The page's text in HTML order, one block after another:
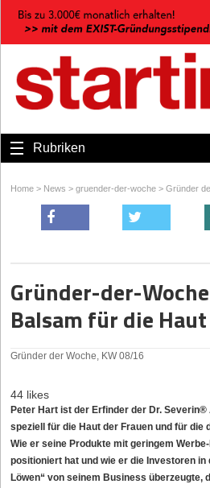
Rubriken
Home > News > gruender-der-woche > Gründer
Gründer-der-
Balsam für die Haut
Gründer der Woche, KW 08/16
44 likes
Peter Hart ist der Erfinder der Dr.
speziell für die Haut der Frauen und für die
Wie er seine Produkte mit geringem
positioniert hat und wie er die Investoren in
Löwen“ von seinem Business überzeugte,